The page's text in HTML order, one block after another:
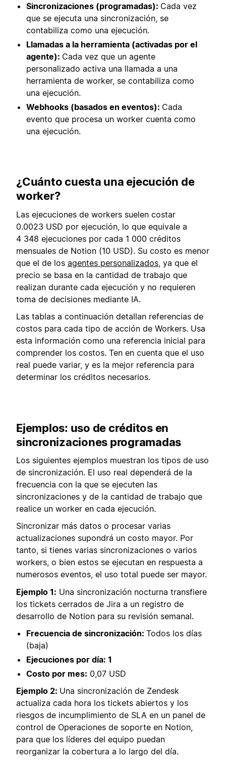
Sincronizaciones (programadas): Cada vez
que se ejecuta una sincronización, se
contabiliza como una ejecución.
Llamadas a la herramienta (activadas por el
agente): Cada vez que un agente
personalizado activa una llamada a una
herramienta de worker, se contabiliza como
una ejecución.
Webhooks (basados en eventos): Cada
evento que procesa un worker cuenta como
una ejecución.
¿Cuánto cuesta una ejecución de
worker?
Las ejecuciones de workers suelen costar
0.0023 USD por ejecución, lo que equivale a
4 348 ejecuciones por cada 1 000 créditos
mensuales de Notion (10 USD). Su costo es menor
que el de los agentes personalizados , ya que el
precio se basa en la cantidad de trabajo que
realizan durante cada ejecución y no requieren
toma de decisiones mediante IA.
Las tablas a continuación detallan referencias de
costos para cada tipo de acción de Workers. Usa
esta información como una referencia inicial para
comprender los costos. Ten en cuenta que el uso
real puede variar, y es la mejor referencia para
determinar los créditos necesarios.
Ejemplos: uso de créditos en
sincronizaciones programadas
Los siguientes ejemplos muestran los tipos de uso
de sincronización. El uso real dependerá de la
frecuencia con la que se ejecuten las
sincronizaciones y de la cantidad de trabajo que
realice un worker en cada ejecución.
Sincronizar más datos o procesar varias
actualizaciones supondrá un costo mayor. Por
tanto, si tienes varias sincronizaciones o varios
workers, o bien estos se ejecutan en respuesta a
numerosos eventos, el uso total puede ser mayor.
Ejemplo 1: Una sincronización nocturna transfiere
los tickets cerrados de Jira a un registro de
desarrollo de Notion para su revisión semanal.
Frecuencia de sincronización: Todos los días
(baja)
Ejecuciones por día: 1
Costo por mes: 0,07 USD
Ejemplo 2: Una sincronización de Zendesk
actualiza cada hora los tickets abiertos y los
riesgos de incumplimiento de SLA en un panel de
control de Operaciones de soporte en Notion,
para que los líderes del equipo puedan
reorganizar la cobertura a lo largo del día.